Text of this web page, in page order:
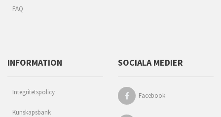
FAQ
INFORMATION
Integritetspolicy
Kunskapsbank
SOCIALA MEDIER
Facebook